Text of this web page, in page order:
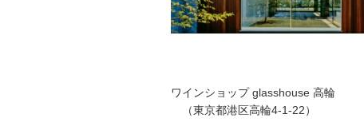
ワインショップ glasshouse 高輪
（東京都港区高輪4-1-22）